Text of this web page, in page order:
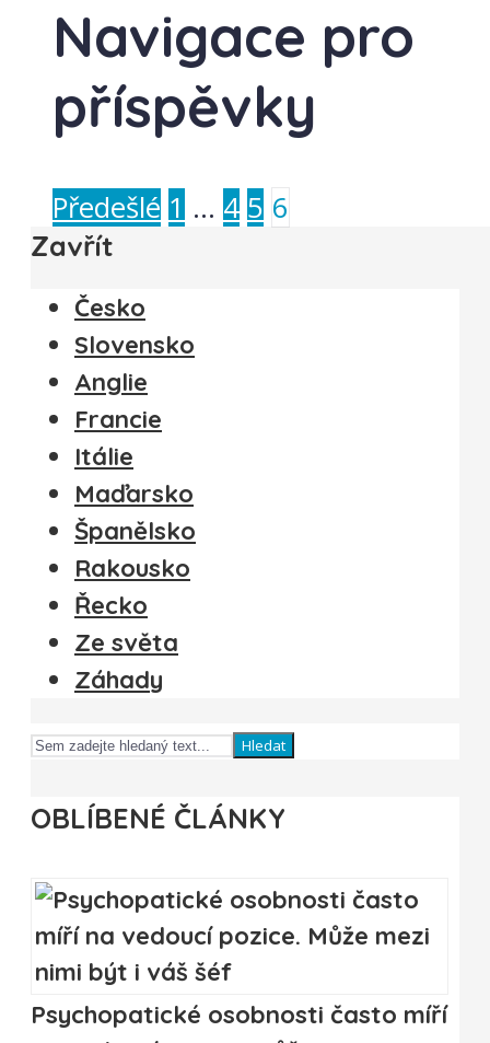
Navigace pro
příspěvky
Předešlé 1 … 4 5 6
Zavřít
Česko
Slovensko
Anglie
Francie
Itálie
Maďarsko
Španělsko
Rakousko
Řecko
Ze světa
Záhady
Hledat
OBLÍBENÉ ČLÁNKY
Psychopatické osobnosti často míří